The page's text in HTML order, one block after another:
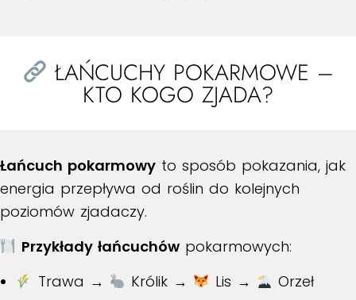
ŁAŃCUCHY POKARMOWE –
KTO KOGO ZJADA?
Łańcuch pokarmowy to sposób pokazania, jak
energia przepływa od roślin do kolejnych
poziomów zjadaczy.
Przykłady łańcuchówpokarmowych:
Trawa →
Królik → Lis → Orzeł